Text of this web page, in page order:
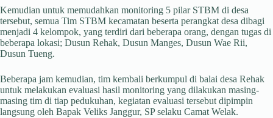
Kemudian untuk memudahkan monitoring 5 pilar STBM di desa
tersebut, semua Tim STBM kecamatan beserta perangkat desa dibagi
menjadi 4 kelompok, yang terdiri dari beberapa orang, dengan tugas di
beberapa lokasi; Dusun Rehak, Dusun Manges, Dusun Wae Rii,
Dusun Tueng.
Beberapa jam kemudian, tim kembali berkumpul di balai desa Rehak
untuk melakukan evaluasi hasil monitoring yang dilakukan masing-
masing tim di tiap pedukuhan, kegiatan evaluasi tersebut dipimpin
langsung oleh Bapak Veliks Janggur, SP selaku Camat Welak.